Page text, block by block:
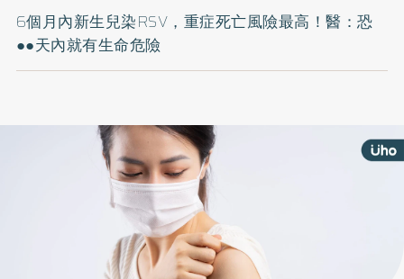
6個月內新生兒染RSV，重症死亡風險最高！醫：恐
●●天內就有生命危險